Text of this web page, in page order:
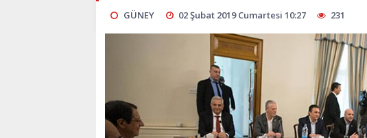
GÜNEY 02 Şubat 2019 Cumartesi 10:27 231